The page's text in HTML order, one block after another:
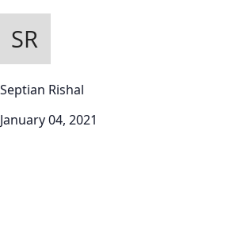
Septian Rishal
January 04, 2021